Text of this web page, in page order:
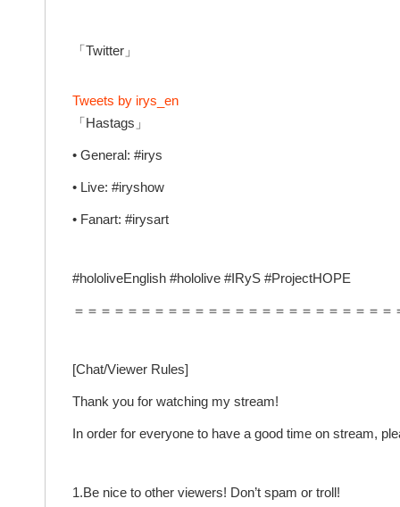
「Twitter」
Tweets by irys_en
「Hastags」
• General: #irys
• Live: #iryshow
• Fanart: #irysart
#hololiveEnglish #hololive #IRyS #ProjectHOPE
＝＝＝＝＝＝＝＝＝＝＝＝＝＝＝＝＝＝＝＝＝＝＝＝
[Chat/Viewer Rules]
Thank you for watching my stream!
In order for everyone to have a good time on stream,
1.Be nice to other viewers! Don’t spam or troll!